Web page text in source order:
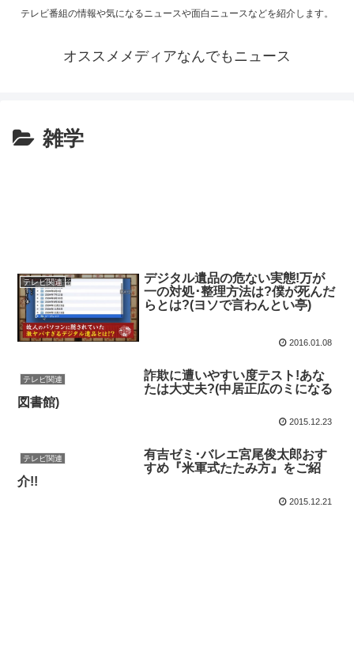
テレビ番組の情報や気になるニュースや面白ニュースなどを紹介します。
オススメメディアなんでもニュース
雑学
テレビ関連
デジタル遺品の危ない実態!万が
一の対処･整理方法は?僕が死んだ
らとは?(ヨソで言わんとい亭)
2016.01.08
テレビ関連
詐欺に遭いやすい度テスト!あな
たは大丈夫?(中居正広のミになる
図書館)
2015.12.23
テレビ関連
有吉ゼミ･バレエ宮尾俊太郎おす
すめ『米軍式たたみ方』をご紹
介!!
2015.12.21